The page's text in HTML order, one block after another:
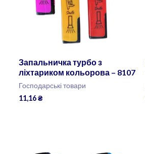
Запальничка турбо з
ліхтариком кольорова – 8107
Господарські товари
11,16₴